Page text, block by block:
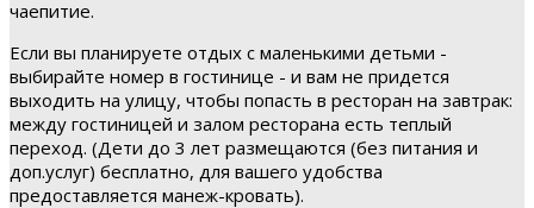
чаепитие.
Если вы планируете отдых с маленькими детьми -
выбирайте номер в гостинице - и вам не придется
выходить на улицу, чтобы попасть в ресторан на завтрак:
между гостиницей и залом ресторана есть теплый
переход. (Дети до 3 лет размещаются (без питания и
доп.услуг) бесплатно, для вашего удобства
предоставляется манеж-кровать).